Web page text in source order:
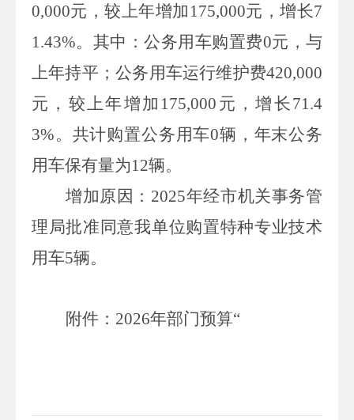
0,000元 ，较上年增加 175,000元，增长7
1.43%。其中：公务用车购置费0元，与
上年持平；公务用车运行维护费420,000
元 ，较上年增加 175,000 元，增长 71.4
3%。共计购置公务用车0辆，年末公务
用车保有量为12辆。
增加原因： 2025年经市机关事务管
理局批准同意我单位购置特种专业技术
用车5辆。
附件： 2026年部门预算“